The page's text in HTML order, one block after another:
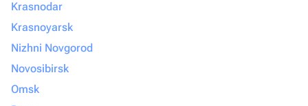
Krasnodar
Krasnoyarsk
Nizhni Novgorod
Novosibirsk
Omsk